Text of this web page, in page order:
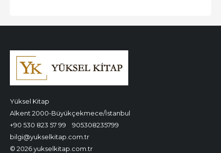
Yüksel Kitap
Alkent 2000-Büyükçekmece/İstanbul
+90 530 823 57 99
905308235799
bilgi@yukselkitap.com.tr
© 2026 yukselkitap.com.tr